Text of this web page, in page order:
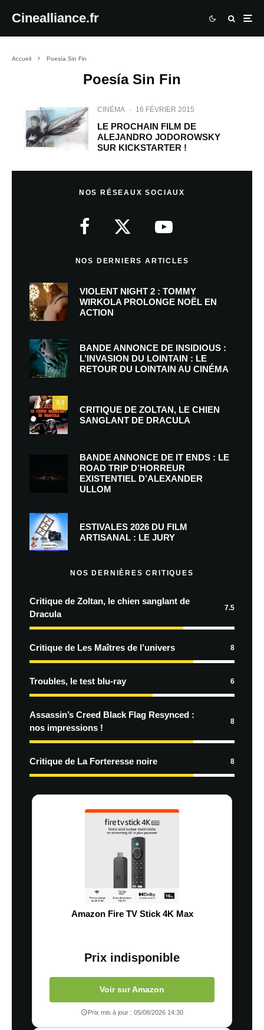
Cinealliance.fr
Accueil Poesía Sin Fin
Poesía Sin Fin
CINÉMA · 16 FÉVRIER 2015
LE PROCHAIN FILM DE
ALEJANDRO JODOROWSKY
SUR KICKSTARTER !
NOS RÉSEAUX SOCIAUX
NOS DERNIERS ARTICLES
VIOLENT NIGHT 2 : TOMMY
WIRKOLA PROLONGE NOËL EN
ACTION
BANDE ANNONCE DE INSIDIOUS :
L’INVASION DU LOINTAIN : LE
RETOUR DU LOINTAIN AU CINÉMA
7.5
CRITIQUE DE ZOLTAN, LE CHIEN
SANGLANT DE DRACULA
BANDE ANNONCE DE IT ENDS : LE
ROAD TRIP D’HORREUR
EXISTENTIEL D’ALEXANDER
ULLOM
ESTIVALES 2026 DU FILM
ARTISANAL : LE JURY
NOS DERNIÈRES CRITIQUES
Critique de Zoltan, le chien sanglant de
Dracula
7.5
Critique de Les Maîtres de l’univers 8
Troubles, le test blu-ray 6
Assassin’s Creed Black Flag Resynced :
nos impressions !
8
Critique de La Forteresse noire 8
Amazon Fire TV Stick 4K Max
Prix indisponible
Voir sur Amazon
Prix mis à jour : 05/08/2026 14:30